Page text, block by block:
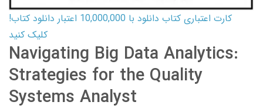
کارت اعتباری کتاب دانلود با 10,000,000 اعتبار دانلود کتاب!
کلیک کنید
Navigating Big Data Analytics:
Strategies for the Quality
Systems Analyst